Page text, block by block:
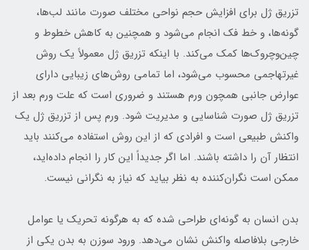
تزریق ژل برای افزایش حجم نواحی مختلف صورت مانند لب‌ها،
گونه‌ها، و خط فک انجام می‌شود و همچنین به کاهش خطوط و
چین‌وچروک‌ها کمک می‌کند. با اینکه تزریق ژل معمولاً یک روش
غیرتهاجمی محسوب می‌شود، اما تمامی روش‌های زیبایی دارای
عوارض جانبی همچون ورم هستند و ضروری است که علت ورم بعد از
تزریق ژل صورت شناسایی و مدیریت شود. ورم پس از تزریق ژل یک
واکنش طبیعی است و افرادی که از این روش استفاده می‌کنند باید
انتظار آن را داشته باشند. اما اگر جدیداً این کار را انجام داده‌اید،
ممکن است نگران‌کننده به نظر بیاید که نیاز به نگرانی نیست.
بدن انسان به گونه‌ای طراحی شده که به هرگونه تحریک یا عوامل
خارجی بلافاصله واکنش نشان می‌دهد. ورود سوزن به بدن یکی از